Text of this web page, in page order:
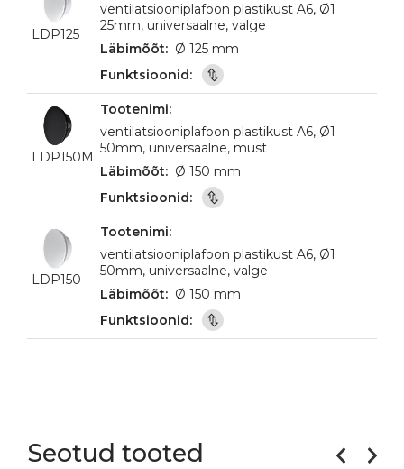
LDP125
ventilatsiooniplafoon plastikust A6, Ø1
25mm, universaalne, valge
Ø 125 mm
LDP150M
ventilatsiooniplafoon plastikust A6, Ø1
50mm, universaalne, must
Ø 150 mm
LDP150
ventilatsiooniplafoon plastikust A6, Ø1
50mm, universaalne, valge
Ø 150 mm
Seotud tooted